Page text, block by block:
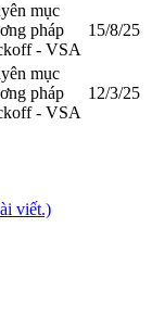
mục
pháp
- VSA
15/8/25
mục
pháp
- VSA
12/3/25
viết.)